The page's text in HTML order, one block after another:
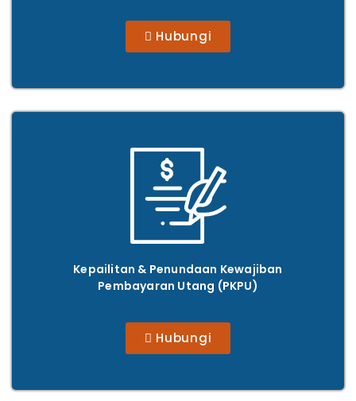
Hubungi
Kepailitan & Penundaan Kewajiban
Pembayaran Utang (PKPU)
Hubungi